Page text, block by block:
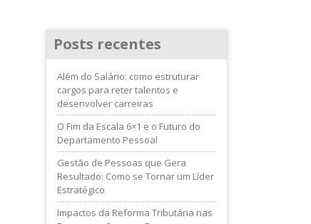
Posts recentes
Além do Salário: como estruturar
cargos para reter talentos e
desenvolver carreiras
O Fim da Escala 6×1 e o Futuro do
Departamento Pessoal
Gestão de Pessoas que Gera
Resultado: Como se Tornar um Líder
Estratégico
Impactos da Reforma Tributária nas